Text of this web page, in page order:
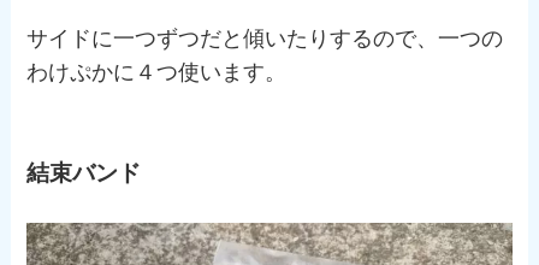
サイドに一つずつだと傾いたりするので、一つの
わけぷかに４つ使います。
結束バンド